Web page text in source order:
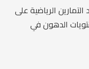
الرياضية على
الدهون في